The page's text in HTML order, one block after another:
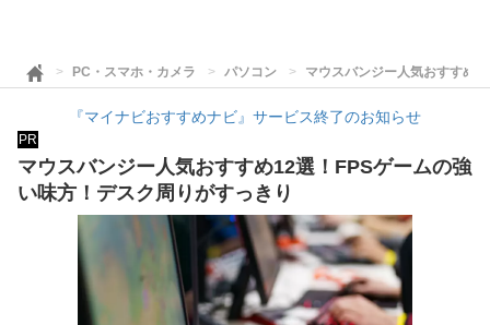
PC・スマホ・カメラ パソコン マウスバンジー人気おすすめ
『マイナビおすすめナビ』サービス終了のお知らせ
PR
マウスバンジー人気おすすめ12選！FPSゲームの強
い味方！デスク周りがすっきり